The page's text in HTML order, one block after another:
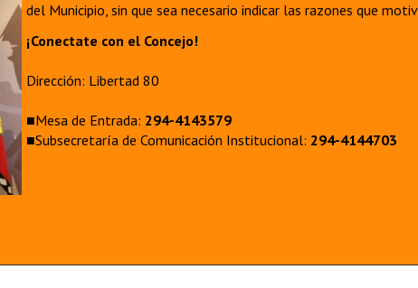
del Municipio, sin que sea necesario indicar las razones que
¡Conectate con el Concejo!
Dirección: Libertad 80
■Mesa de Entrada: 294-4143579
■Subsecretaría de Comunicación Institucional: 294-4144703